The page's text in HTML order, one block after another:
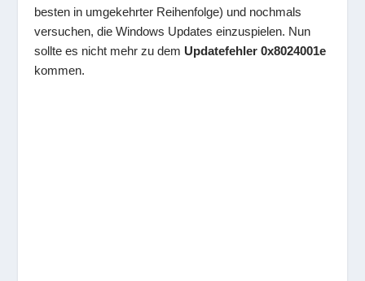
besten in umgekehrter Reihenfolge) und nochmals
versuchen, die Windows Updates einzuspielen. Nun
sollte es nicht mehr zu dem Updatefehler 0x8024001e
kommen.